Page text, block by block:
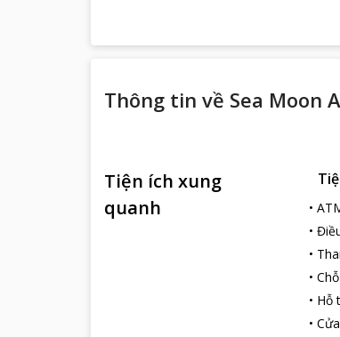
Thông tin về Sea Moon
Tiện ích xung
quanh
•
•
•
•
• Hỗ
•